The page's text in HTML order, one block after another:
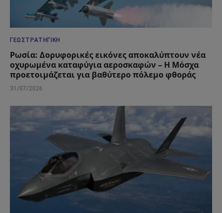
ΓΕΩΣΤΡΑΤΗΓΙΚΉ
Ρωσία: Δορυφορικές εικόνες αποκαλύπτουν νέα
οχυρωμένα καταφύγια αεροσκαφών – Η Μόσχα
προετοιμάζεται για βαθύτερο πόλεμο φθοράς
31/07/2026